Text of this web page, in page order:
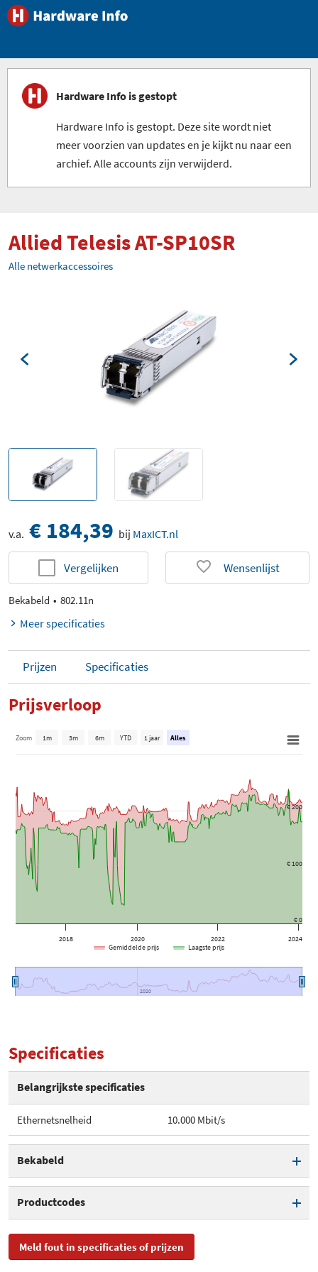
Hardware Info is gestopt
Hardware Info is gestopt. Deze site wordt niet
meer voorzien van updates en je kijkt nu naar een
archief. Alle accounts zijn verwijderd.
Allied Telesis AT-SP10SR
Alle netwerkaccessoires
v.a. € 184,39 bij MaxICT.nl
Vergelijken Wensenlijst
Bekabeld 802.11n
Meer specificaties
Prijzen Specificaties
Prijsverloop
2018 2020 2022 2024
2020
2020
€ 0
€ 100
€ 200
Zoom 1m 3m 6m YTD 1 jaar Alles
Gemiddelde prijs Laagste prijs
Specificaties
Belangrijkste specificaties
Ethernetsnelheid 10.000 Mbit/s
Bekabeld
Productcodes
SKU AT-SP10SR, 990-004758-00
Meld fout in specificaties of prijzen